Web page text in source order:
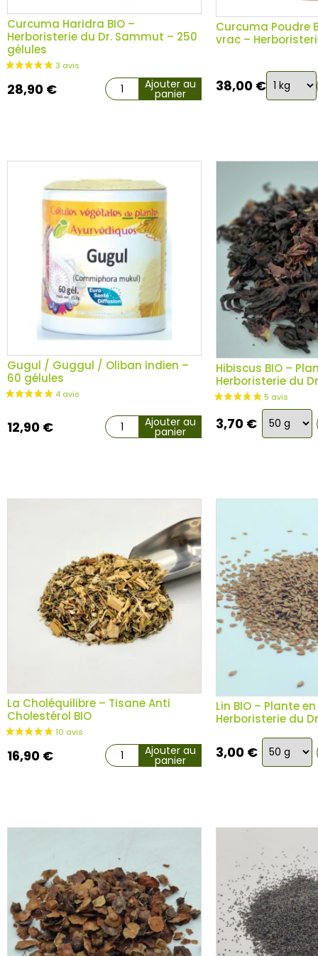
12 avis
Curcuma Haridra BIO –
Herboristerie du Dr. Sammut – 250
gélules
28,90 € Ajouter au
panier
Curcuma Poudre
vrac –
38,00 €Choix
de
Gugul / Guggul / Oliban indien –
60 gélules
12,90 € Ajouter au
panier
Hibiscus BIO –
Herboristerie du
3,70 € Choix
de
La Choléquilibre – Tisane Anti
Cholestérol BIO
16,90 € Ajouter au
panier
Lin BIO – Plante
Herboristerie du
3,00 € Choix
de